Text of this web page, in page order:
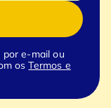
por e-mail ou
osTermos e